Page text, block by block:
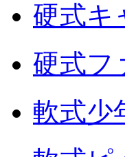
硬式キ
硬式フ
軟式少